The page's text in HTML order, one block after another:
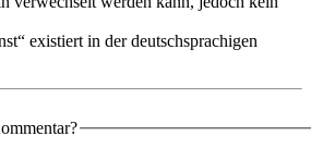
existiert in der deutschsprachigen